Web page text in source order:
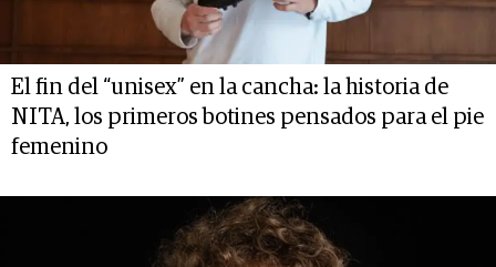
El fin del “unisex” en la cancha: la historia de
NITA, los primeros botines pensados para el pie
femenino